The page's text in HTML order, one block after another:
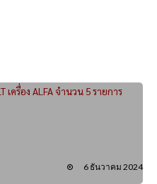
เครื่อง ALFA จำนวน 5 รายการ
6 ธันวาคม 2024